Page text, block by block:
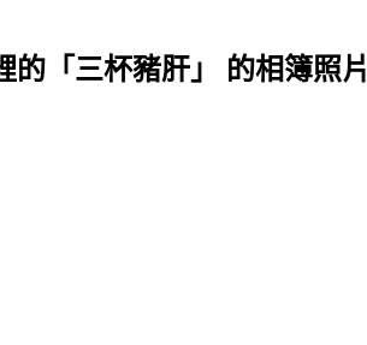
的「三杯豬肝」 的相簿照片